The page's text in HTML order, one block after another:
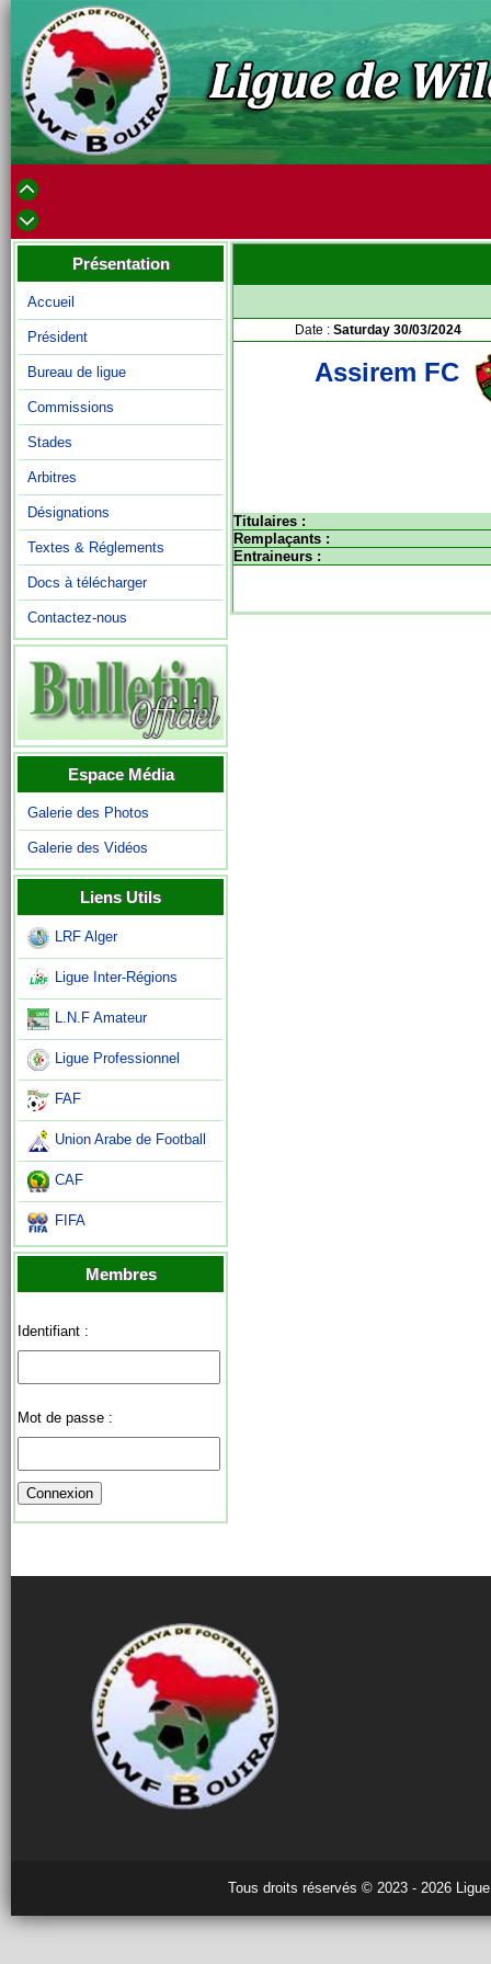
Présentation
Accueil
Président
Bureau de ligue
Commissions
Stades
Arbitres
Désignations
Textes & Réglements
Docs à télécharger
Contactez-nous
Espace Média
Galerie des Photos
Galerie des Vidéos
Liens Utils
LRF Alger
Ligue Inter-Régions
L.N.F Amateur
Ligue Professionnel
FAF
Union Arabe de Football
CAF
FIFA
Membres
Identifiant :
Mot de passe :
Date : Saturday 30/03/2024
Assirem FC
Titulaires :
Remplaçants :
Entraineurs :
Tous droits réservés © 2023 - 2026